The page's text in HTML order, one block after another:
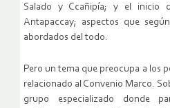
Salado y Ccañipía; y el inicio
Antapaccay; aspectos que
abordados del todo.
Pero un tema que preocupa a los
relacionado al Convenio Marco.
grupo especializado donde